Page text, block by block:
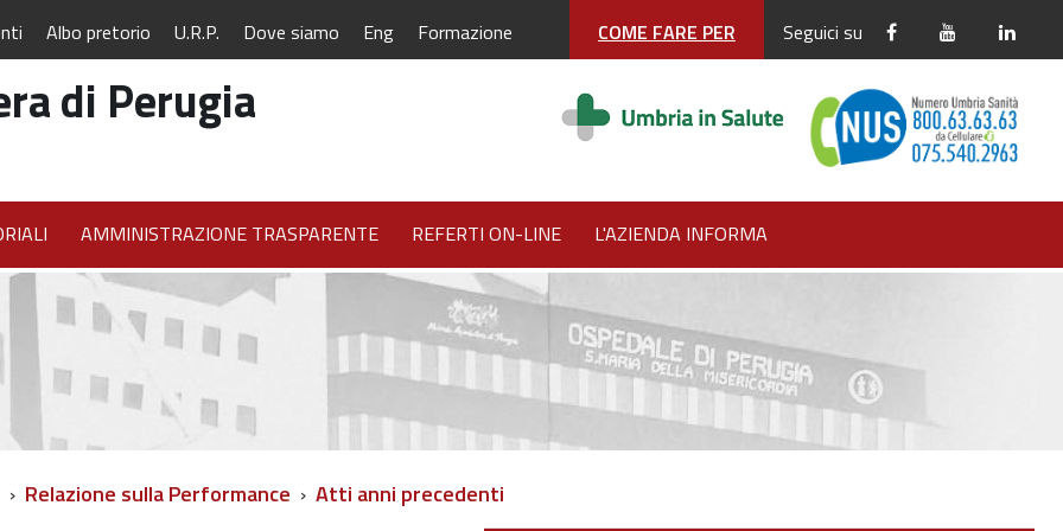
Seguici su
COME FARE PER
Albo pretorio U.R.P. Dove siamo Eng Formazione
di Perugia
AMMINISTRAZIONE TRASPARENTE REFERTI ON-LINE L'AZIENDA INFORMA
Relazione sulla Performance Atti anni precedenti